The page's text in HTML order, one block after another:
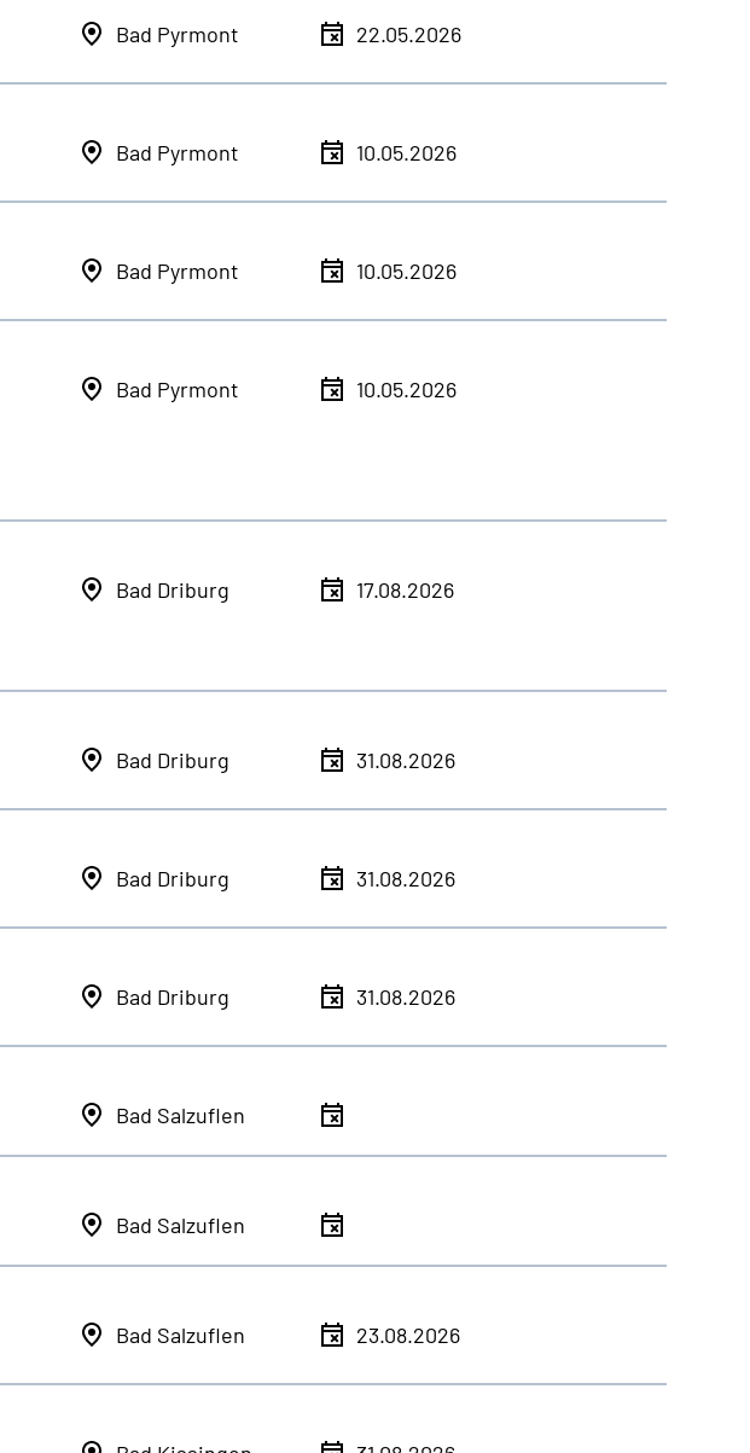
Bad Pyrmont 22.05.2026
Bad Pyrmont 10.05.2026
Bad Pyrmont 10.05.2026
Bad Pyrmont 10.05.2026
Bad Driburg 17.08.2026
Bad Driburg 31.08.2026
Bad Driburg 31.08.2026
Bad Driburg 31.08.2026
Bad Salzuflen
Bad Salzuflen
Bad Salzuflen 23.08.2026